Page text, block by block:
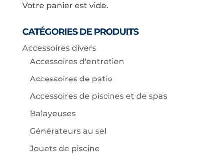
Votre panier est vide.
CATÉGORIES DE PRODUITS
Accessoires divers
Accessoires d'entretien
Accessoires de patio
Accessoires de piscines et de spas
Balayeuses
Générateurs au sel
Jouets de piscine